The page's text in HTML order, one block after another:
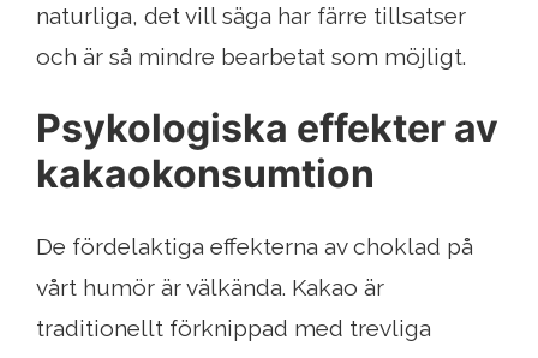
naturliga, det vill säga har färre tillsatser
och är så mindre bearbetat som möjligt.
Psykologiska effekter av
kakaokonsumtion
De fördelaktiga effekterna av choklad på
vårt humör är välkända. Kakao är
traditionellt förknippad med trevliga